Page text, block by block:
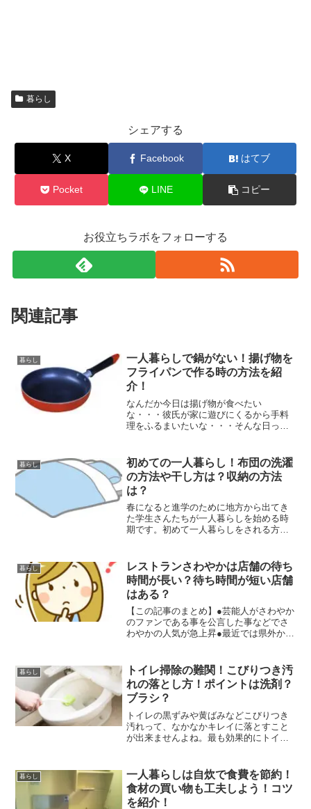
暮らし
シェアする
X Facebook はてブ
Pocket LINE コピー
お役立ちラボをフォローする
関連記事
暮らし
一人暮らしで鍋がない！揚げ物を
フライパンで作る時の方法を紹
介！
なんだか今日は揚げ物が食べたい
な・・・彼氏が家に遊びにくるから手料
理をふるまいたいな・・・そんな日って
る人も多いようです。たとえば実家での
揚げ物は、大きな鍋にたっぷりの...
暮らし
初めての一人暮らし！布団の洗濯
の方法や干し方は？収納の方法
は？
春になると進学のために地方から出てき
た学生さんたちが一人暮らしを始める時
期です。初めて一人暮らしをされる方に
ら大変ですよね。そんな一人暮らしを始
めたばかりの学生さんが抱...
暮らし
レストランさわやかは店舗の待ち
時間が長い？待ち時間が短い店舗
はある？
【この記事のまとめ】●芸能人がさわやか
のファンである事を公言した事などでさ
わやかの人気が急上昇●最近では県外から
がかなり長い●休日のお昼のピーク時であ
れば1時間待ちは...
暮らし
トイレ掃除の難関！こびりつき汚
れの落とし方！ポイントは洗剤？
ブラシ？
トイレの黒ずみや黄ばみなどこびりつき
汚れって、なかなかキレイに落とすこと
が出来ませんよね。最も効果的にトイレ
な、とっても厄介なトイレの黒ずみや黄
ばみ汚れを、いとも簡単に...
暮らし
一人暮らしは自炊で食費を節約！
食材の買い物も工夫しよう！コツ
を紹介！